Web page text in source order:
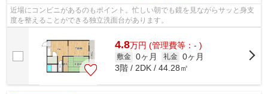
近場にコンビニがあるのもポイント。忙しい朝でも鏡を見ながらサッと身支
度を整えることができる独立洗面台があります。
4.8万円 (管理費等：- )
敷金 0ヶ月 礼金 0ヶ月
3階 / 2DK / 44.28㎡